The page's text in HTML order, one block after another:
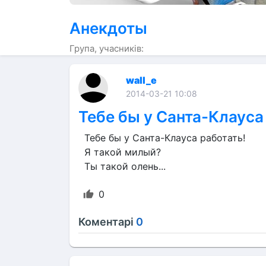
Анекдоты
Група, учасників:
wall_e
2014-03-21 10:08
Тебе бы у Санта-Клауса
  Тебе бы у Санта-Клауса работать!
  Я такой милый?
  Ты такой олень...
0
Коментарі 0